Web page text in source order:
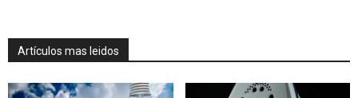
Artículos mas leidos